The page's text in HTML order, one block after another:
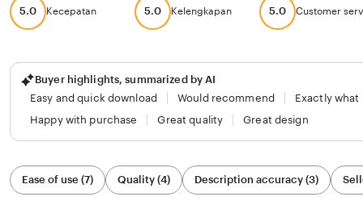
5.0 Kecepatan 5.0 Kelengkapan 5.0 Customer
Buyer highlights, summarized by AI
Easy and quick download
Would recommend
Exactly what
Happy with purchase
Great quality Great design
Filter
byEase of use (7) Quality (4) Description accuracy (3)